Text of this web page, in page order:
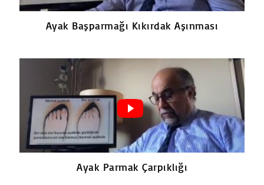
Ayak Başparmağı Kıkırdak Aşınması
Ayak Parmak Çarpıklığı